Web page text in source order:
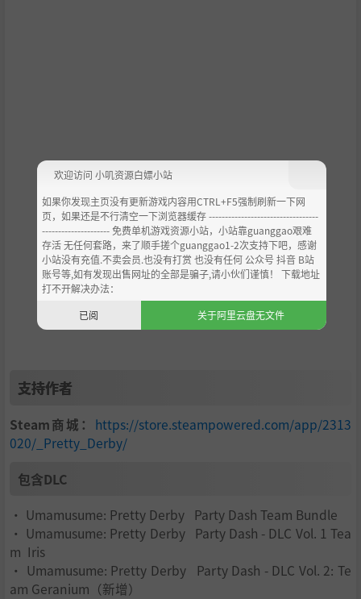
支持作者
Steam商城： https://store.steampowered.com/app/2313
020/_Pretty_Derby/
包含DLC
• Umamusume: Pretty Derby Party Dash Team Bundle
• Umamusume: Pretty Derby Party Dash - DLC Vol. 1 Tea
m Iris
• Umamusume: Pretty Derby Party Dash - DLC Vol. 2: Te
am Geranium（新增）
欢迎访问 小叽资源白嫖小站
如果你发现主页没有更新游戏内容用CTRL+F5强制刷新一下网
页，如果还是不行清空一下浏览器缓存 ----------------------------------
--------------------- 免费单机游戏资源小站，小站靠guanggao艰难
存活 无任何套路，来了顺手搓个guanggao1-2次支持下吧，感谢
小站没有充值.不卖会员.也没有打赏 也没有任何 公众号 抖音 B站
账号等,如有发现出售网址的全部是骗子,请小伙们谨慎！ 下载地址
打不开解决办法：
已阅
关于阿里云盘无文件